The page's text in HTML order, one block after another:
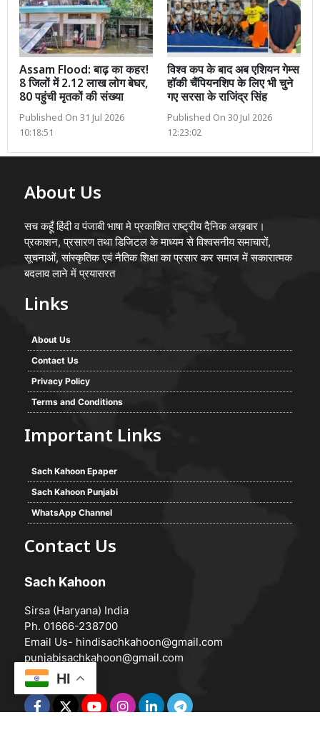
Assam Flood: बाढ़ का कहर!
8 जिलों में 2.12 लाख लोग बेघर,
80 पहुंची मृतकों की संख्या
Published On 31 Jul 2026
10:18:51
विश्व कप के बाद अब एशियन गेम्स
हॉकी चैंपियनशिप के लिए भी चुने
गए सरसा के राजिंद्र सिंह
Published On 30 Jul 2026
12:23:02
About Us
सच कहूँ हिंदी व पंजाबी भाषा मे प्रकाशित राष्ट्रीय दैनिक अख़बार।
प्रकाशन, प्रसारण तथा डिजिटल के माध्यम से विश्वसनीय समाचारों,
सूचनाओं, सांस्कृतिक एवं नैतिक शिक्षा का प्रसार कर समाज में सकारात्मक
बदलाव लाने में प्रयासरत
Links
About Us
Contact Us
Privacy Policy
Terms and Conditions
Important Links
Sach Kahoon Epaper
Sach Kahoon Punjabi
WhatsApp Channel
Contact Us
Sach Kahoon
Sirsa (Haryana) India
Ph. 01666-238700
Email Us- hindisachkahoon@gmail.com
punjabisachkahoon@gmail.com
HI